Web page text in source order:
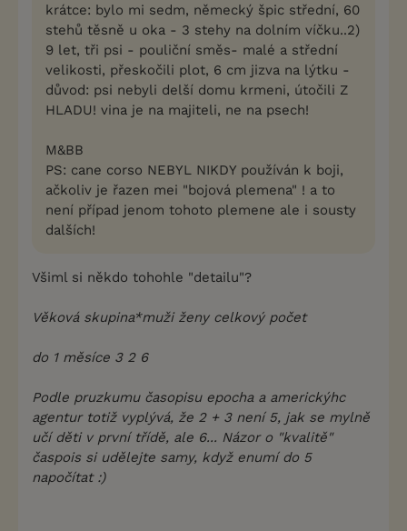
krátce: bylo mi sedm, německý špic střední, 60
stehů těsně u oka - 3 stehy na dolním víčku..2)
9 let, tři psi - pouliční směs- malé a střední
velikosti, přeskočili plot, 6 cm jizva na lýtku -
důvod: psi nebyli delší domu krmeni, útočili Z
HLADU! vina je na majiteli, ne na psech!
M&BB
PS: cane corso NEBYL NIKDY používán k boji,
ačkoliv je řazen mei "bojová plemena" ! a to
není případ jenom tohoto plemene ale i sousty
dalších!
Všiml si někdo tohohle "detailu"?
Věková skupina*muži ženy celkový počet
do 1 měsíce 3 2 6
Podle pruzkumu časopisu epocha a americkýhc
agentur totiž vyplývá, že 2 + 3 není 5, jak se mylně
učí děti v první třídě, ale 6... Názor o "kvalitě"
časpois si udělejte samy, když enumí do 5
napočítat :)